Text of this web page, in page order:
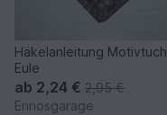
Häkelanleitung Motivtuch
Eule
ab 2,24 € 2,95 €
Ennosgarage